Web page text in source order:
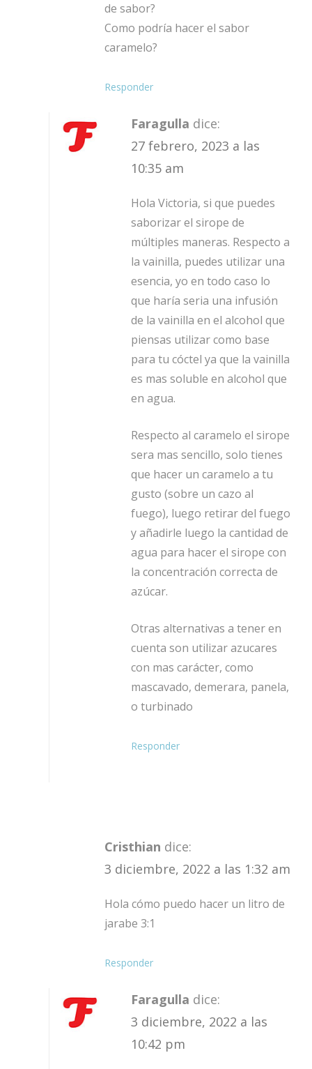
de sabor?
Como podría hacer el sabor
caramelo?
Responder
Faragulla dice:
27 febrero, 2023 a las
10:35 am
Hola Victoria, si que puedes
saborizar el sirope de
múltiples maneras. Respecto a
la vainilla, puedes utilizar una
esencia, yo en todo caso lo
que haría seria una infusión
de la vainilla en el alcohol que
piensas utilizar como base
para tu cóctel ya que la vainilla
es mas soluble en alcohol que
en agua.
Respecto al caramelo el sirope
sera mas sencillo, solo tienes
que hacer un caramelo a tu
gusto (sobre un cazo al
fuego), luego retirar del fuego
y añadirle luego la cantidad de
agua para hacer el sirope con
la concentración correcta de
azúcar.
Otras alternativas a tener en
cuenta son utilizar azucares
con mas carácter, como
mascavado, demerara, panela,
o turbinado
Responder
Cristhian dice:
3 diciembre, 2022 a las 1:32 am
Hola cómo puedo hacer un litro de
jarabe 3:1
Responder
Faragulla dice:
3 diciembre, 2022 a las
10:42 pm